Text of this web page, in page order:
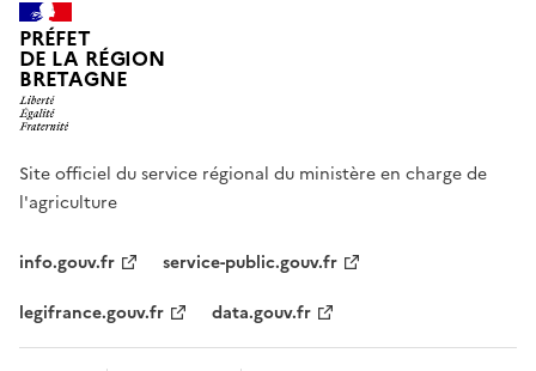
PRÉFET
DE LA RÉGION
BRETAGNE
Site officiel du service régional du ministère en charge de
l'agriculture
info.gouv.fr
service-public.gouv.fr
legifrance.gouv.fr
data.gouv.fr